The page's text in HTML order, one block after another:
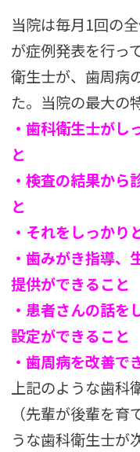
当院は毎月1回の
が症例発表を行っ
衛生士が、歯周病
た。当院の最大の
・歯科衛生士がし
と
・検査の結果から
と
・それをしっかり
・歯みがき指導、
提供ができること
・患者さんの話を
設定ができること
・歯周病を改善で
上記のような歯科
（先輩が後輩を
うな歯科衛生士が